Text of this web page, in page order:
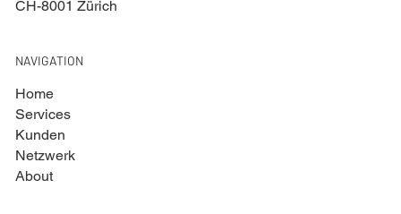
CH-8001 Zürich
NAVIGATION
Home
Services
Kunden
Netzwerk
About